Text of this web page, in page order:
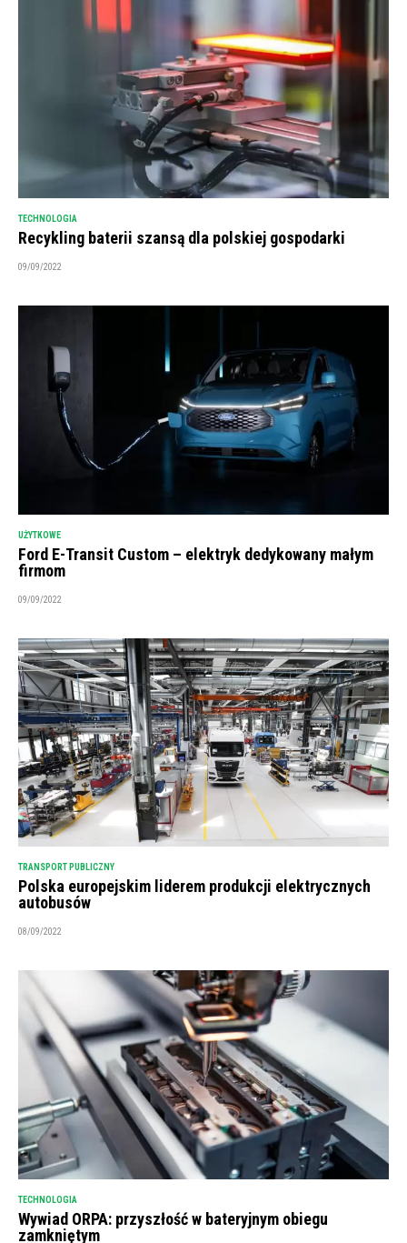
TECHNOLOGIA
Recykling baterii szansą dla polskiej gospodarki
09/09/2022
UŻYTKOWE
Ford E-Transit Custom – elektryk dedykowany małym
firmom
09/09/2022
TRANSPORT PUBLICZNY
Polska europejskim liderem produkcji elektrycznych
autobusów
08/09/2022
TECHNOLOGIA
Wywiad ORPA: przyszłość w bateryjnym obiegu
zamkniętym